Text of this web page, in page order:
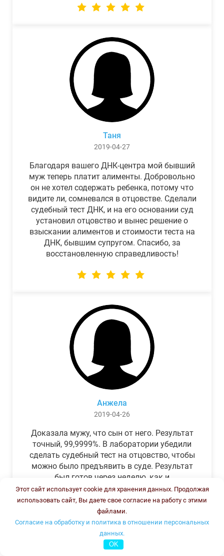
Таня
2019-04-27
Благодаря вашего ДНК-центра мой бывший
муж теперь платит алименты. Добровольно
он не хотел содержать ребенка, потому что
видите ли, сомневался в отцовстве. Сделали
судебный тест ДНК, и на его основании суд
установил отцовство и вынес решение о
взыскании алиментов и стоимости теста на
ДНК, бывшим супругом. Спасибо, за
восстановленную справедливость!
Анжела
2019-04-26
Доказала мужу, что сын от него. Результат
точный, 99,9999%. В лаборатории убедили
сделать судебный тест на отцовство, чтобы
можно было предъявить в суде. Результат
был готов через неделю, как и
обещали.Теперь муж бегает и извиняется.
Этот сайт использует cookie для хранения данных. Продолжая
использовать сайт, Вы даете свое согласие на работу с этими
файлами.
Согласие на обработку и политика в отношении персональных
данных.
OK